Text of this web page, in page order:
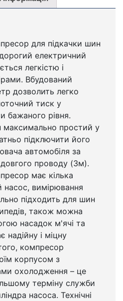
для підкачки шин
електричний
легкістю і
Вбудований
дозволить легко
тиск у
бажаного рівня.
простий у
підключити його
автомобіля за
проводу (3м).
має кілька
насос, вимірювання
підходить для шин
також можна
насадок м'ячі та
надійну і міцну
компресор
корпусом з
охолодження – це
терміну служби
насоса. Технічні